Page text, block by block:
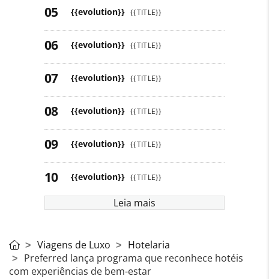
{{evolution}} {{TITLE}}
{{evolution}} {{TITLE}}
{{evolution}} {{TITLE}}
{{evolution}} {{TITLE}}
{{evolution}} {{TITLE}}
{{evolution}} {{TITLE}}
Leia mais
Viagens de Luxo
Hotelaria
Preferred lança programa que reconhece hotéis
com experiências de bem-estar